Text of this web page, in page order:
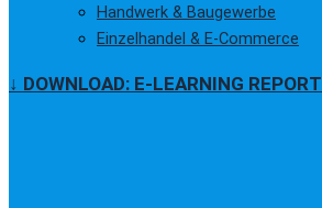
Handwerk & Baugewerbe
Einzelhandel & E-Commerce
↓ DOWNLOAD: E-LEARNING REPORT